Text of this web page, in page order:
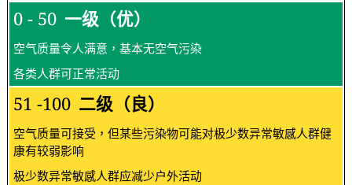
0 - 50 一级（优）
空气质量令人满意，基本无空气污染
各类人群可正常活动
51 -100 二级（良）
空气质量可接受，但某些污染物可能对极少数异常敏感人群健
康有较弱影响
极少数异常敏感人群应减少户外活动